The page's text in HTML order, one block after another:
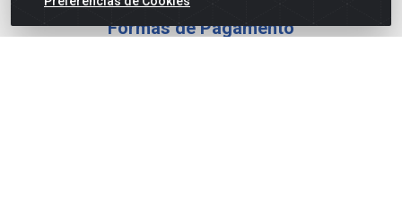
Formas de Pagamento